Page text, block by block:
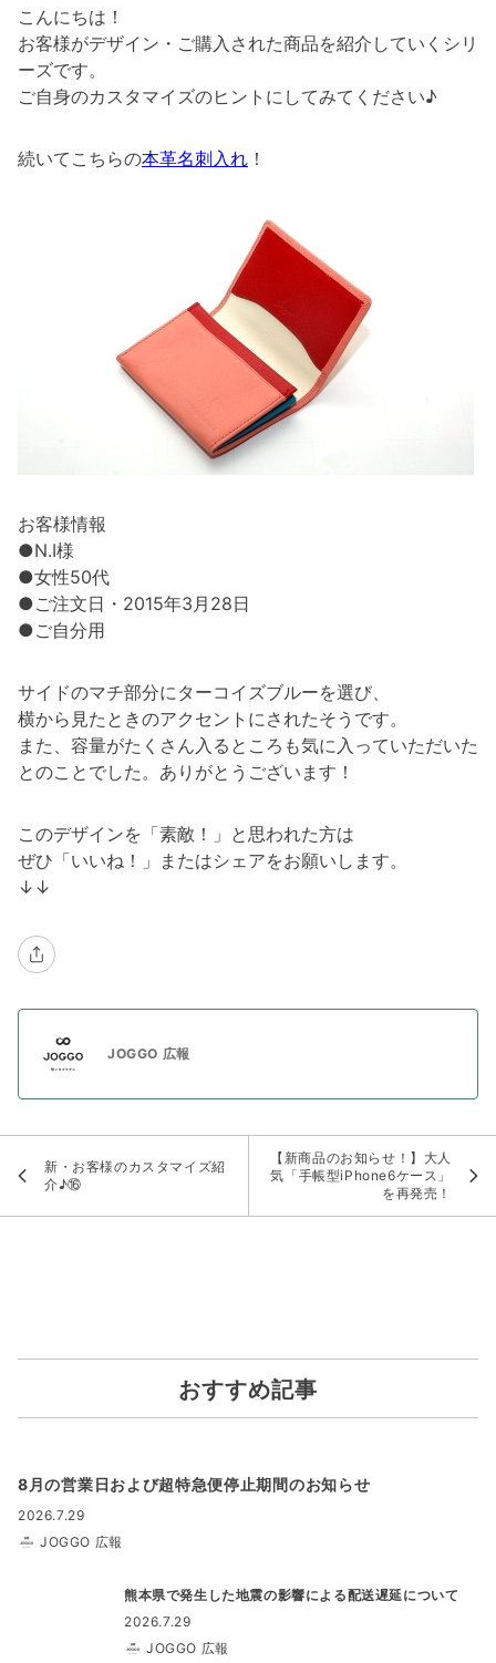
こんにちは！
お客様がデザイン・ご購入された商品を紹介していくシリ
ーズです。
ご自身のカスタマイズのヒントにしてみてください♪
続いてこちらの本革名刺入れ ！
お客様情報
●N.I様
●女性50代
●ご注文日・2015年3月28日
●ご自分用
サイドのマチ部分にターコイズブルーを選び、
横から見たときのアクセントにされたそうです。
また、容量がたくさん入るところも気に入っていただいた
とのことでした。ありがとうございます！
このデザインを「素敵！」と思われた方は
ぜひ「いいね！」またはシェアをお願いします。
↓↓
JOGGO 広報
新・お客様のカスタマイズ紹
介♪⑯
【新商品のお知らせ！】大人
気「手帳型iPhone6ケース」
を再発売！
おすすめ記事
8月の営業日および超特急便停止期間のお知らせ
2026.7.29
JOGGO 広報
熊本県で発生した地震の影響による配送遅延について
2026.7.29
JOGGO 広報